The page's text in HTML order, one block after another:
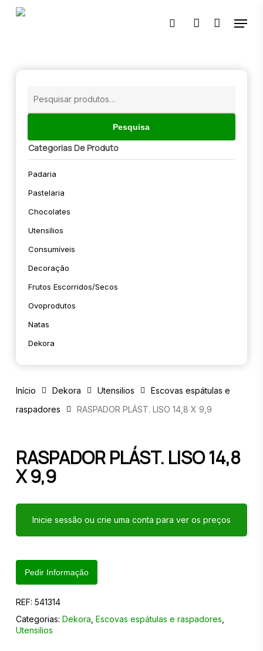
Skip
🔍
pesquisaraccount
Menu
Pesquisa
Categorias De Produto
Padaria
Pastelaria
Chocolates
Utensílios
Consumíveis
Decoração
Frutos Escorridos/secos
Ovoprodutos
Natas
Dekora
Início Dekora Utensilios
Escovas espátulas e
raspadores
RASPADOR PLÁST. LISO 14,8 X 9,9
RASPADOR PLÁST. LISO 14,8
X 9,9
Inicie sessão ou crie uma conta para ver os preços
Pedir Informação
REF: 541314
Categorias: Dekora Escovas espátulas e raspadores
Utensilios